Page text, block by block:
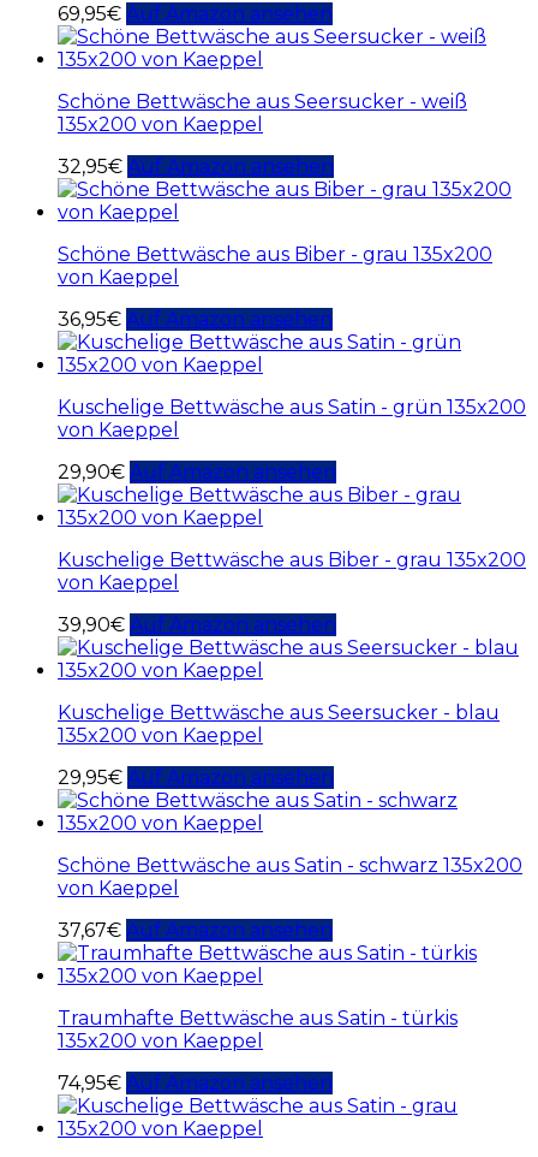
69,95€ Auf Amazon ansehen
Schöne Bettwäsche aus Seersucker - weiß
135x200 von Kaeppel
32,95€ Auf Amazon ansehen
Schöne Bettwäsche aus Biber - grau 135x200
von Kaeppel
36,95€ Auf Amazon ansehen
Kuschelige Bettwäsche aus Satin - grün 135x200
von Kaeppel
29,90€ Auf Amazon ansehen
Kuschelige Bettwäsche aus Biber - grau 135x200
von Kaeppel
39,90€ Auf Amazon ansehen
Kuschelige Bettwäsche aus Seersucker - blau
135x200 von Kaeppel
29,95€ Auf Amazon ansehen
Schöne Bettwäsche aus Satin - schwarz 135x200
von Kaeppel
37,67€ Auf Amazon ansehen
Traumhafte Bettwäsche aus Satin - türkis
135x200 von Kaeppel
74,95€ Auf Amazon ansehen